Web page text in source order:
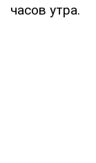
часов утра.